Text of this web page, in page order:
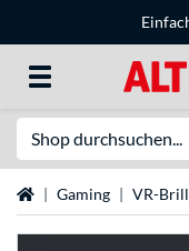
StartseiteGaming VR-